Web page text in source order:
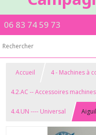
06 83 74 59 73
Accueil 4 - Machines à
4.2.AC -- Accessoires machines
4.4.UN ---- Universal